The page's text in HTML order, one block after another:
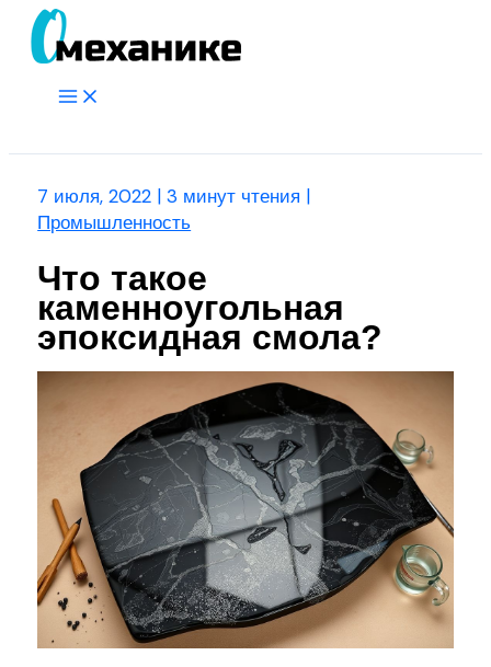
Перейти
Main
7 июля, 2022 |3 минут чтения |
Промышленность
Что такое
каменноугольная
эпоксидная смола?